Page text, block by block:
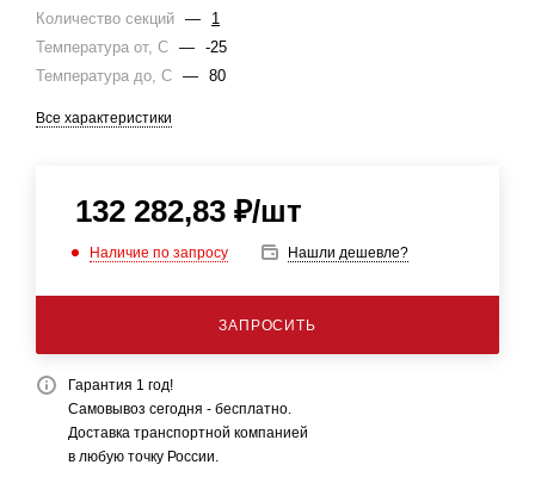
Количество секций —
1
Температура от, С — -25
Температура до, С — 80
Все характеристики
132 282,83 ₽/шт
Наличие по запросу Нашли дешевле?
ЗАПРОСИТЬ
Гарантия 1 год!
Самовывоз сегодня - бесплатно.
Доставка транспортной компанией
в любую точку России.